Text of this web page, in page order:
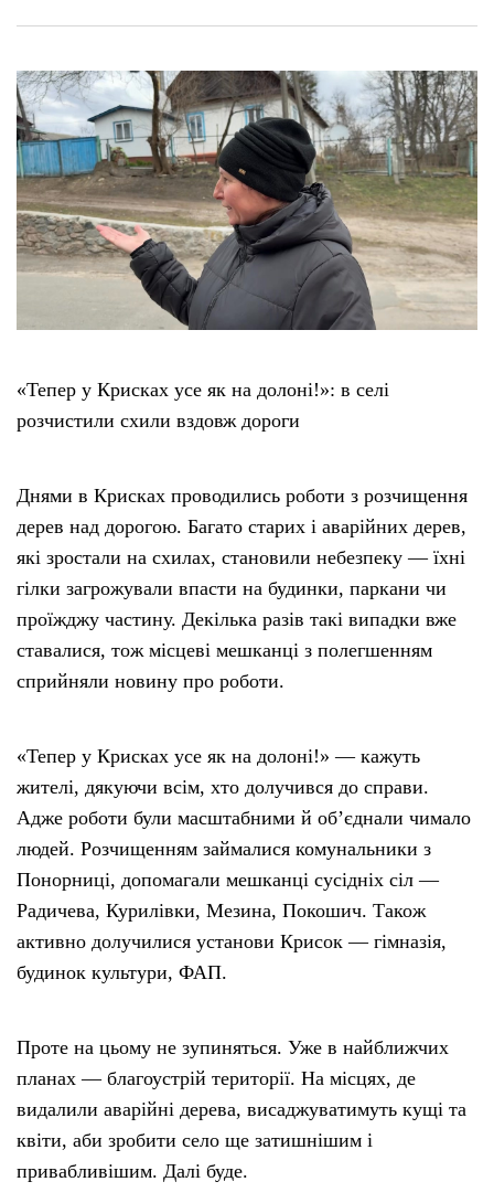
«Тепер у Крисках усе як на долоні!»: в селі
розчистили схили вздовж дороги
Днями в Крисках проводились роботи з розчищення
дерев над дорогою. Багато старих і аварійних дерев,
які зростали на схилах, становили небезпеку — їхні
гілки загрожували впасти на будинки, паркани чи
проїжджу частину. Декілька разів такі випадки вже
ставалися, тож місцеві мешканці з полегшенням
сприйняли новину про роботи.
«Тепер у Крисках усе як на долоні!» — кажуть
жителі, дякуючи всім, хто долучився до справи.
Адже роботи були масштабними й об’єднали чимало
людей. Розчищенням займалися комунальники з
Понорниці, допомагали мешканці сусідніх сіл —
Радичева, Курилівки, Мезина, Покошич. Також
активно долучилися установи Крисок — гімназія,
будинок культури, ФАП.
Проте на цьому не зупиняться. Уже в найближчих
планах — благоустрій території. На місцях, де
видалили аварійні дерева, висаджуватимуть кущі та
квіти, аби зробити село ще затишнішим і
привабливішим. Далі буде.